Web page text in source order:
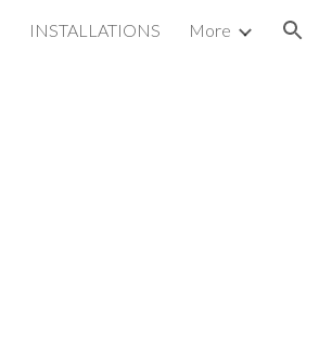
INSTALLATIONS More